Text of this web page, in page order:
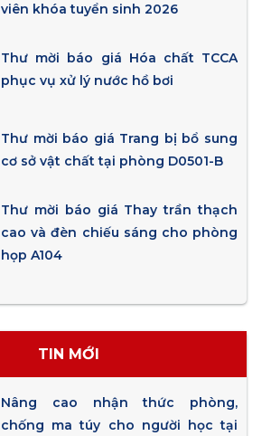
viên khóa tuyển sinh 2026
Thư mời báo giá Hóa chất TCCA
phục vụ xử lý nước hồ bơi
Thư mời báo giá Trang bị bổ sung
cơ sở vật chất tại phòng D0501-B
Thư mời báo giá Thay trần thạch
cao và đèn chiếu sáng cho phòng
họp A104
TIN MỚI
Nâng cao nhận thức phòng,
chống ma túy cho người học tại